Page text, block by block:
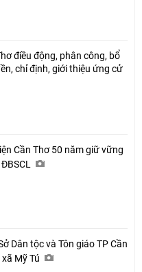
điều động, phân công, bổ
chỉ định, giới thiệu ứng cử
Cần Thơ 50 năm giữ vững
Dân tộc và Tôn giáo TP Cần
Mỹ Tú